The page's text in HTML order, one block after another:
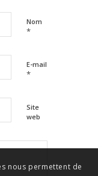
Nom
*
E-mail
*
Site
web
nous permettent de